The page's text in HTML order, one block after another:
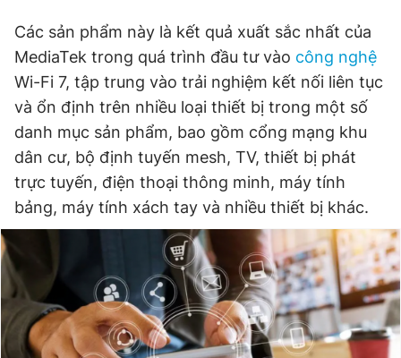
Thông tin tòa soạn Liên hệ quảng cáo
Đọc Thanh Niên trên điện thoại
Theo dõi báo trên
Hotline
0906 645 777
Liên hệ quảng cáo
0908 780 404
Các sản phẩm này là kết quả xuất sắc nhất của
MediaTek trong quá trình đầu tư vào công nghệ
Wi-Fi 7, tập trung vào trải nghiệm kết nối liên tục
và ổn định trên nhiều loại thiết bị trong một số
danh mục sản phẩm, bao gồm cổng mạng khu
dân cư, bộ định tuyến mesh, TV, thiết bị phát
trực tuyến, điện thoại thông minh, máy tính
bảng, máy tính xách tay và nhiều thiết bị khác.